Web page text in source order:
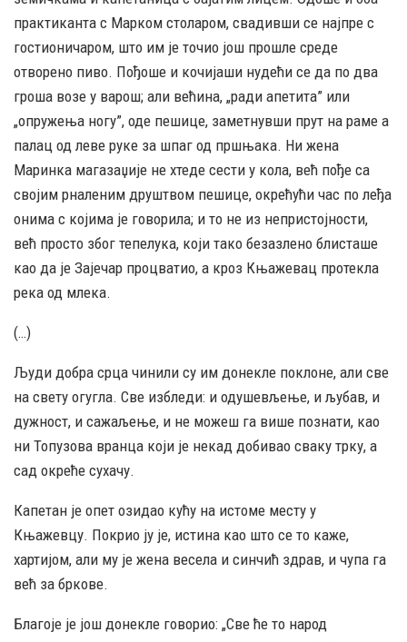
практиканта с Марком столаром, свадивши се најпре с
гостионичаром, што им је точио још прошле среде
отворено пиво. Пођоше и кочијаши нудећи се да по два
гроша возе у варош; али већина, „ради апетита” или
„опружења ногу”, оде пешице, заметнувши прут на раме а
палац од леве руке за шпаг од пршњака. Ни жена
Маринка магазаџије не хтеде сести у кола, већ пође са
својим рналеним друштвом пешице, окрећући час по леђа
онима с којима је говорила; и то не из непристојности,
већ просто због тепелука, који тако безазлено блисташе
као да је Зајечар процватио, а кроз Књажевац протекла
река од млека.
(…)
Људи добра срца чинили су им донекле поклоне, али све
на свету огугла. Све избледи: и одушевљење, и љубав, и
дужност, и сажаљење, и не можеш га више познати, као
ни Топузова вранца који је некад добивао сваку трку, а
сад окреће сухачу.
Капетан је опет озидао кућу на истоме месту у
Књажевцу. Покрио ју је, истина као што се то каже,
хартијом, али му је жена весела и синчић здрав, и чупа га
већ за бркове.
Благоје је још донекле говорио: „Све ће то народ